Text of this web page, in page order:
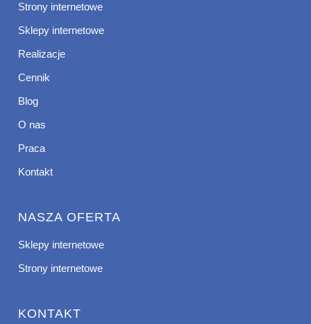
Strony internetowe
Sklepy internetowe
Realizacje
Cennik
Blog
O nas
Praca
Kontakt
NASZA OFERTA
Sklepy internetowe
Strony internetowe
KONTAKT